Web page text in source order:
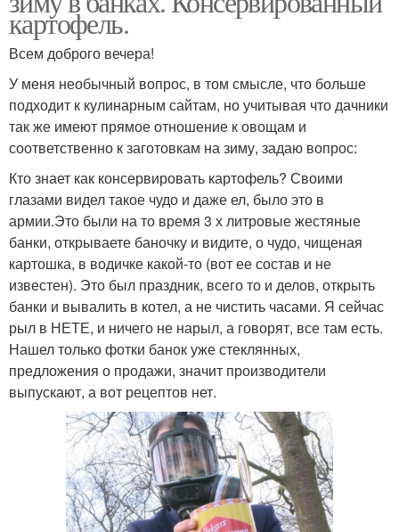
картофель.
Всем доброго вечера!
У меня необычный вопрос, в том смысле, что больше
подходит к кулинарным сайтам, но учитывая что дачники
так же имеют прямое отношение к овощам и
соответственно к заготовкам на зиму, задаю вопрос:
Кто знает как консервировать картофель? Своими
глазами видел такое чудо и даже ел, было это в
армии.Это были на то время 3 х литровые жестяные
банки, открываете баночку и видите, о чудо, чищеная
картошка, в водичке какой-то (вот ее состав и не
известен). Это был праздник, всего то и делов, открыть
банки и вывалить в котел, а не чистить часами. Я сейчас
рыл в НЕТЕ, и ничего не нарыл, а говорят, все там есть.
Нашел только фотки банок уже стеклянных,
предложения о продажи, значит производители
выпускают, а вот рецептов нет.